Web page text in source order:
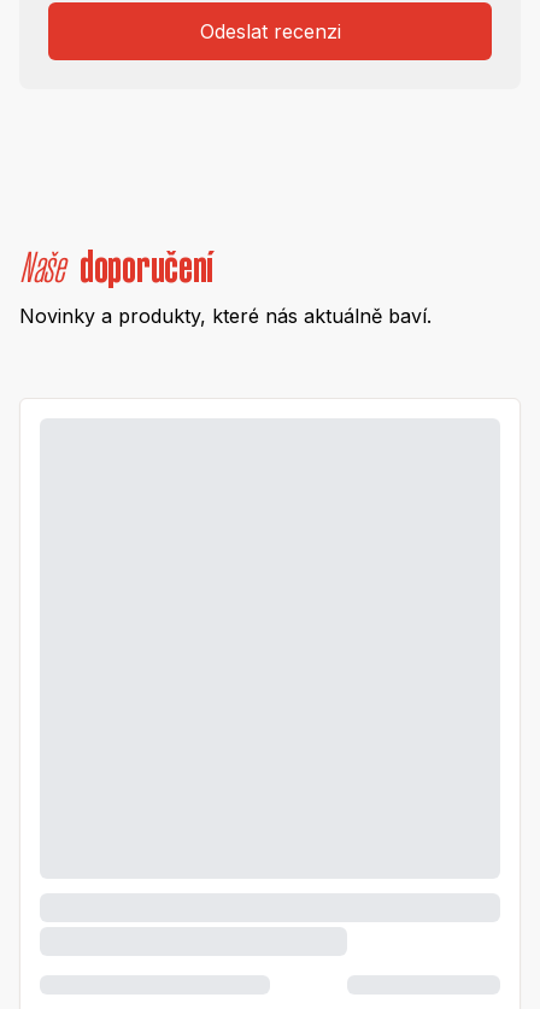
Odeslat recenzi
Naše doporučení
Novinky a produkty, které nás aktuálně baví.